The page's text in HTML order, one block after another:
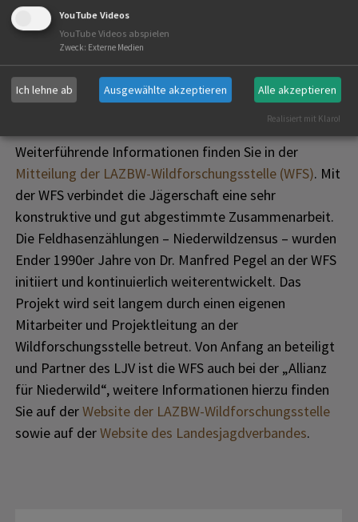
klimatischen Gunsträumen, in der gesamten
Rheinebene sowie im Donau-Iller-Lech-Raum zu
finden. Die Schlusslichter der Hasenpopulation bilden
traditionell der Hochrhein und das voralpine Hügel-
und Moorland.
Weiterführende Informationen finden Sie in der
Mitteilung der LAZBW-Wildforschungsstelle (WFS). Mit
der WFS verbindet die Jägerschaft eine sehr
konstruktive und gut abgestimmte Zusammenarbeit.
Die Feldhasenzählungen – Niederwildzensus – wurden
Ender 1990er Jahre von Dr. Manfred Pegel an der WFS
initiiert und kontinuierlich weiterentwickelt. Das
Projekt wird seit langem durch einen eigenen
Mitarbeiter und Projektleitung an der
Wildforschungsstelle betreut. Von Anfang an beteiligt
und Partner des LJV ist die WFS auch bei der „Allianz
für Niederwild“, weitere Informationen hierzu finden
Sie auf derWebsite der LAZBW-Wildforschungsstelle
sowie auf derWebsite des Landesjagdverbandes.
YouTube Videos
YouTube Videos abspielen
Zweck: Externe Medien
Ich lehne ab Ausgewählte akzeptieren Alle akzeptieren
Realisiert mit Klaro!